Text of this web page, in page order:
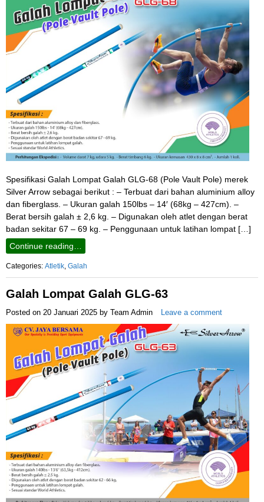
Spesifikasi Galah Lompat Galah GLG-68 (Pole Vault Pole) merek
Silver Arrow sebagai berikut : – Terbuat dari bahan aluminium alloy
dan fiberglass. – Ukuran galah 150lbs – 14′ (68kg – 427cm). –
Berat bersih galah ± 2,6 kg. – Digunakan oleh atlet dengan berat
badan sekitar 67 – 69 kg. – Penggunaan untuk latihan lompat […]
Continue reading…
Categories: Atletik Galah
Galah Lompat Galah GLG-63
Posted on 20 Januari 2025 by Team Admin Leave a comment